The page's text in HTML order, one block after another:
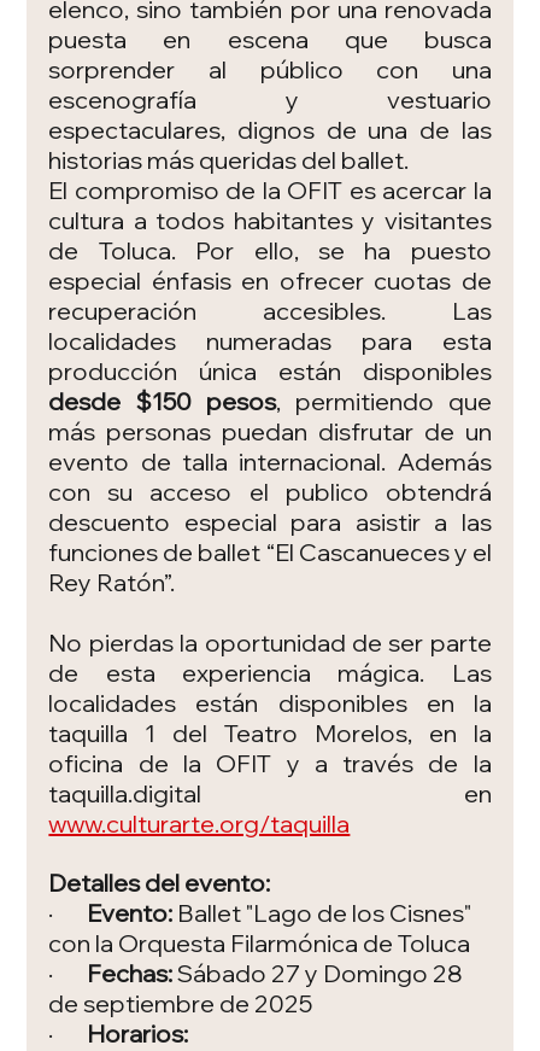
elenco, sino también por una renovada
puesta en escena que busca
sorprender al público con una
escenografía y vestuario
espectaculares, dignos de una de las
historias más queridas del ballet.
El compromiso de la OFIT es acercar la
cultura a todos habitantes y visitantes
de Toluca. Por ello, se ha puesto
especial énfasis en ofrecer cuotas de
recuperación accesibles. Las
localidades numeradas para esta
producción única están disponibles
desde $150 pesos, permitiendo que
más personas puedan disfrutar de un
evento de talla internacional. Además
con su acceso el publico obtendrá
descuento especial para asistir a las
funciones de ballet “El Cascanueces y el
Rey Ratón”.
No pierdas la oportunidad de ser parte
de esta experiencia mágica. Las
localidades están disponibles en la
taquilla 1 del Teatro Morelos, en la
taquilla.digital
www.culturarte.org/taquilla
Detalles del evento:
· Evento: Ballet "Lago de los Cisnes"
con la Orquesta Filarmónica de Toluca
· Fechas: Sábado 27 y Domingo 28
de septiembre de 2025
· Horarios: